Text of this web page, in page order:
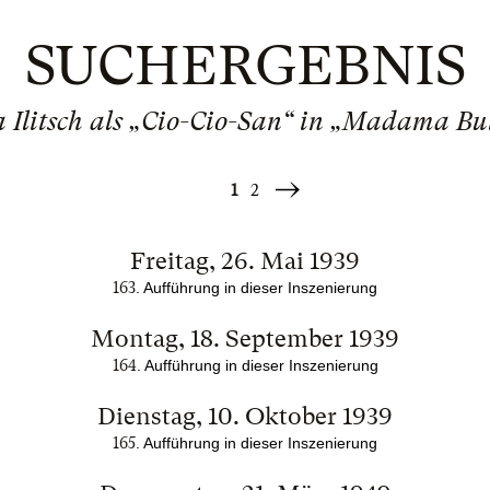
SUCHERGEBNIS
Ilitsch als „Cio-Cio-San“ in „Madama
1 2
Weiter
Freitag, 26. Mai 1939
163 . Aufführung in dieser Inszenierung
Montag, 18. September 1939
164. Aufführung in dieser Inszenierung
Dienstag, 10. Oktober 1939
165 . Aufführung in dieser Inszenierung